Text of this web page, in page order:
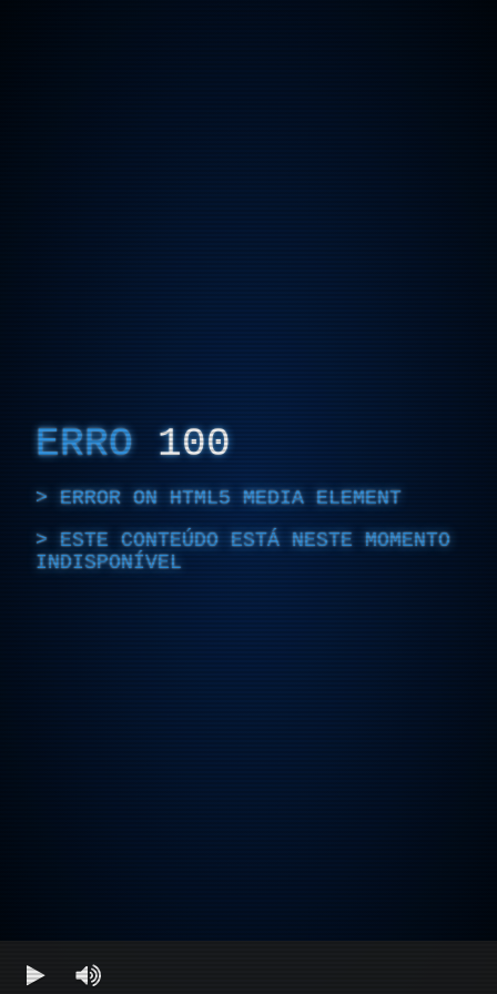
ERRO 100
ERROR ON HTML5 MEDIA ELEMENT
ESTE CONTEÚDO ESTÁ NESTE MOMENTO
INDISPONÍVEL